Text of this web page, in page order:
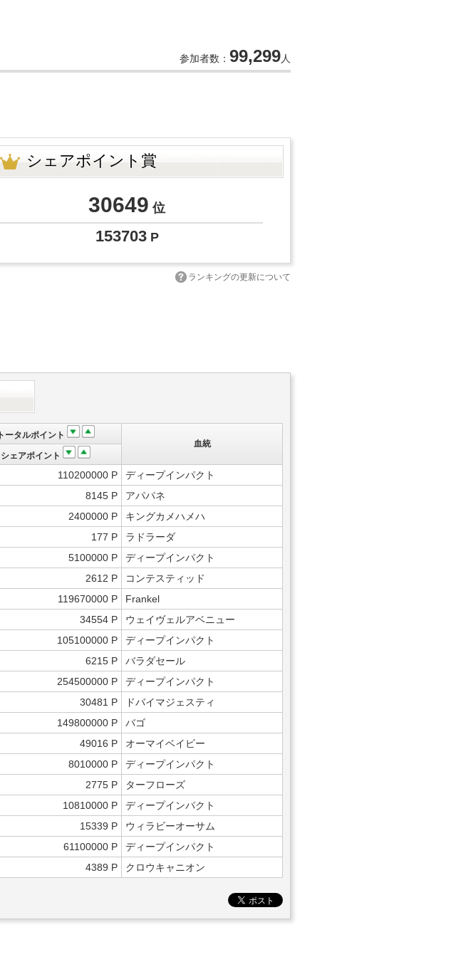
参加者数： 99,299人
シェアポイント賞
30649 位
153703P
ランキングの更新について
トータルポイント
血統
シェアポイント
110200000 P
ディープインパクト
8145 P アパパネ
2400000 P
キングカメハメハ
177 P ラドラーダ
5100000 P
ディープインパクト
2612 P コンテスティッド
119670000 P
Frankel
34554 P ウェイヴェルアベニュー
105100000 P
ディープインパクト
6215 P バラダセール
254500000 P
ディープインパクト
30481 P ドバイマジェスティ
149800000 P
バゴ
49016 P オーマイベイビー
8010000 P
ディープインパクト
2775 P ターフローズ
10810000 P
ディープインパクト
15339 P ウィラビーオーサム
61100000 P
ディープインパクト
4389 P クロウキャニオン